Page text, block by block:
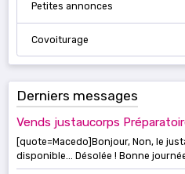
Petites annonces
Covoiturage
Derniers messages
Vends justaucorps
[quote=Macedo]Bonjour, Non, le
disponible... Désolée ! Bonne